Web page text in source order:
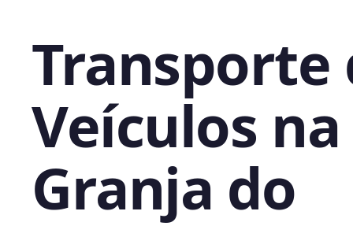
Transporte
Veículos na
Granja do